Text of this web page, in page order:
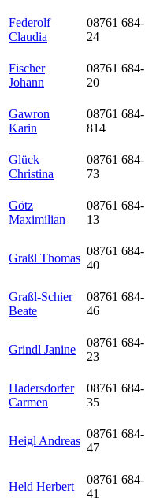
Federolf
Claudia
08761 684-
24
Fischer
Johann
08761 684-
20
Gawron
Karin
08761 684-
814
Glück
Christina
08761 684-
73
Götz
Maximilian
08761 684-
13
Graßl Thomas
08761 684-
40
Graßl-Schier
Beate
08761 684-
46
Grindl Janine
08761 684-
23
Hadersdorfer
Carmen
08761 684-
35
Heigl Andreas
08761 684-
47
Held Herbert
08761 684-
41